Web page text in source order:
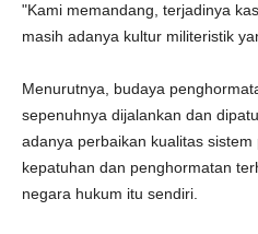
"Kami memandang, terjadinya
masih adanya kultur militeristik
Menurutnya, budaya
sepenuhnya dijalankan dan
adanya perbaikan kualitas
kepatuhan dan penghormatan
negara hukum itu sendiri.